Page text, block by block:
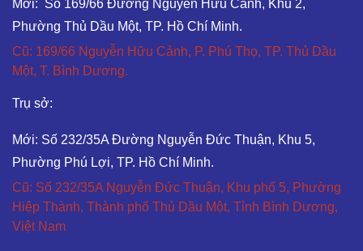
Mới: Số 169/66 Đường Nguyễn Hữu Cảnh, Khu 2,
Phường Thủ Dầu Một, TP. Hồ Chí Minh.
Cũ: 169/66 Nguyễn Hữu Cảnh, P. Phú Thọ, TP. Thủ Dầu
Một, T. Bình Dương.
Trụ sở:
Mới: Số 232/35A Đường Nguyễn Đức Thuận, Khu 5,
Phường Phú Lợi, TP. Hồ Chí Minh.
Cũ: Số 232/35A Nguyễn Đức Thuận, Khu phố 5, Phường
Hiệp Thành, Thành phố Thủ Dầu Một, Tỉnh Bình Dương,
Việt Nam